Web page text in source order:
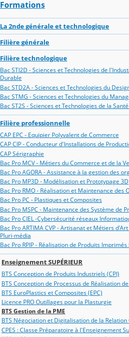
Formations
La 2nde générale et technologique
Filière générale
Filière technologique
Bac STI2D - Sciences et Technologies de
Durable
Bac STD2A - Sciences et Technologies du
Bac STMG - Sciences et Technologies du
Bac ST2S - Sciences et Technologies de la
Filière professionnelle
CAP EPC - Equipier Polyvalent de Commerce
CAP CIP - Conducteur d'Installations de
CAP Sérigraphie
Bac Pro MCV - Métiers du Commerce et de la
Bac Pro AGORA - Assistance à la gestion des
Bac Pro MP3D - Modélisation et Prototypage 3D
Bac Pro RMO - Réalisation et Maintenance des
Bac Pro PC - Plastiques et Composites
Bac Pro MSPC - Maintenance des Système de
Bac Pro CIEL -Cybersécurité réseaux
Bac Pro ARTIMA CVP - Artisanat et Métiers
Pluri-média
Bac Pro RPIP - Réalisation de Produits
Enseignement SUPÉRIEUR
BTS Conception de Produits Industriels (CPI)
BTS Conception de Processus de Réalisation
BTS EuroPlastics et Composites (EPC)
Licence PRO Outillages pour la Plasturgie
BTS Gestion de la PME
BTS Négociation et Digitalisation de la Relation
CPES : Classe Préparatoire à l'Enseignement